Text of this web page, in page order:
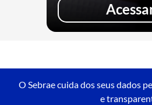
O Sebrae cuida dos seus dados
e